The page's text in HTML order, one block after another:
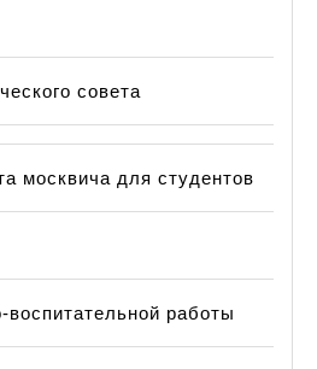
совета
москвича для студентов
воспитательной работы